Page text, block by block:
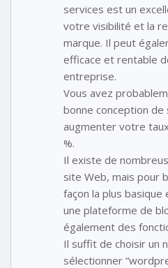
services est un
votre visibilité et la
marque. Il peut
efficace et rentable
entreprise.
Vous avez
bonne conception
augmenter votre
%.
Il existe de
site Web, mais pour
façon la plus basique
une plateforme de
également des
Il suffit de choisir un
sélectionner